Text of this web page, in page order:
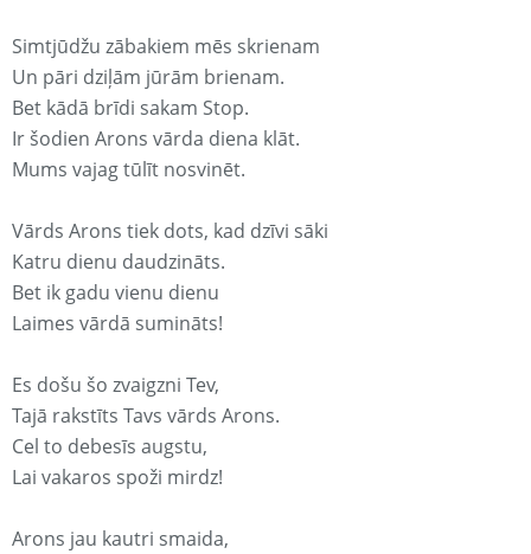
Simtjūdžu zābakiem mēs skrienam
Un pāri dziļām jūrām brienam.
Bet kādā brīdi sakam Stop.
Ir šodien Arons vārda diena klāt.
Mums vajag tūlīt nosvinēt.
Vārds Arons tiek dots, kad dzīvi sāki
Katru dienu daudzināts.
Bet ik gadu vienu dienu
Laimes vārdā sumināts!
Es došu šo zvaigzni Tev,
Tajā rakstīts Tavs vārds Arons.
Cel to debesīs augstu,
Lai vakaros spoži mirdz!
Arons jau kautri smaida,